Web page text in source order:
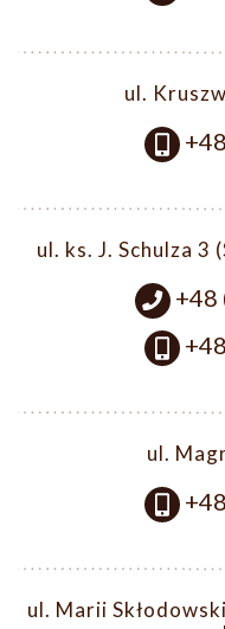
ul.
ul. ks. J. Schulza
+48
ul.
ul. Marii